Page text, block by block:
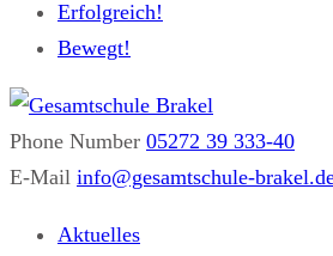
Erfolgreich!
Bewegt!
Phone Number 05272 39 333-40
E-Mail info@gesamtschule-
Aktuelles